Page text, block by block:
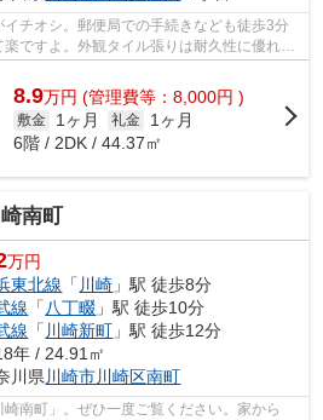
チオシ。郵便局での手続きなども徒歩3分
ですよ。外観タイル張りは耐久性に優れ、
5分に駅...
8.9万円 (管理費等：8,000円 )
敷金 1ヶ月 礼金
1ヶ月
6階 / 2DK / 44.37㎡
南町
万円
東北線 「 川崎 」駅 徒歩8分
線 「八丁畷 」駅 徒歩10分
線 「 川崎新町 」駅 徒歩12分
年 / 24.91㎡
川県川崎市川崎区南町
南町」。ぜひ一度ご覧ください。家から